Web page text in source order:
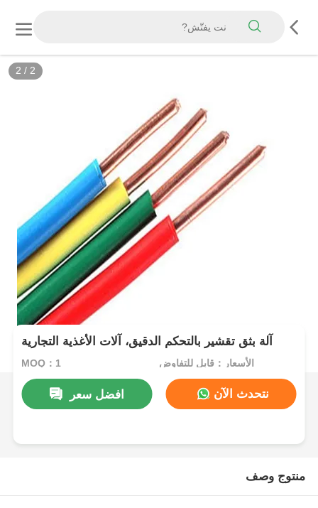
2 / 2
آلة بثق تقشير بالتحكم الدقيق، آلات الأغذية التجارية
MOQ：1 الأسعار：قابل للتفاوض
افضل سعر نتحدث الآن
منتوج وصف